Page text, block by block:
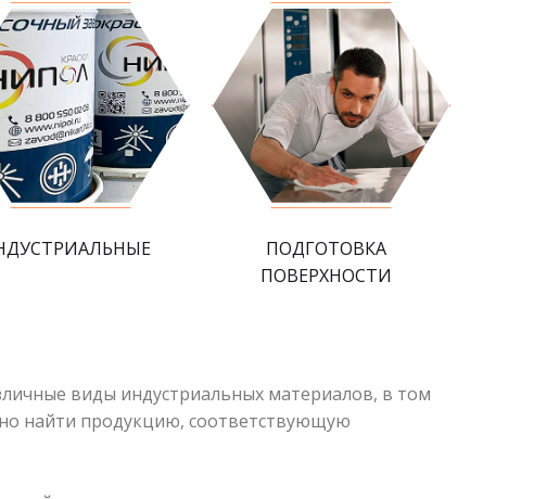
ПОДГОТОВКА
ПОВЕРХНОСТИ
виды индустриальных материалов, в том
найти продукцию, соответствующую